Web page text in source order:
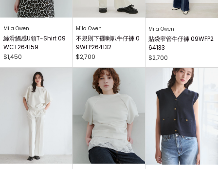
Mila Owen
絲滑觸感U領T-Shirt 09
WCT264159
$1,450
Mila Owen
不規則下襬喇叭牛仔褲 0
9WFP264132
$2,700
Mila Owen
貼袋窄管牛仔褲 09WFP2
64133
$2,700